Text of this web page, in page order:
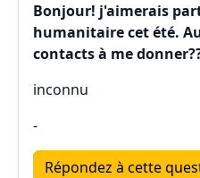
Bonjour! j'aimerais
humanitaire cet été.
contacts à me
inconnu
-
Répondez à cette